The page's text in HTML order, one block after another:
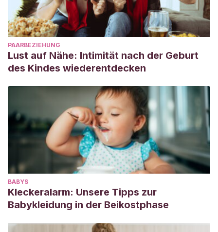
PAARBEZIEHUNG
Lust auf Nähe: Intimität nach der Geburt
des Kindes wiederentdecken
BABYS
Kleckeralarm: Unsere Tipps zur
Babykleidung in der Beikostphase